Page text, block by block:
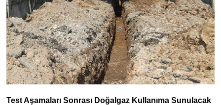
Test Aşamaları Sonrası Doğalgaz Kullanıma Sunulacak